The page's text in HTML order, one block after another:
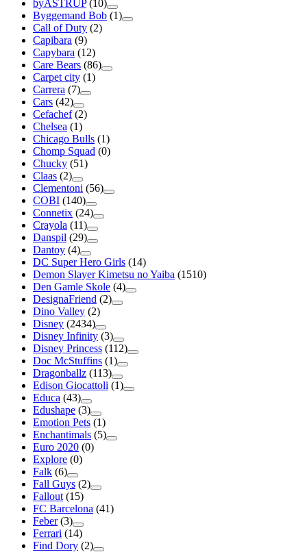
byASTRUP (10)
Byggemand Bob (1)
Call of Duty (2)
Capibara (9)
Capybara (12)
Care Bears (86)
Carpet city (1)
Carrera (7)
Cars (42)
Cefachef (2)
Chelsea (1)
Chicago Bulls (1)
Chomp Squad (0)
Chucky (51)
Claas (2)
Clementoni (56)
COBI (140)
Connetix (24)
Crayola (11)
Danspil (29)
Dantoy (4)
DC Super Hero Girls (14)
Demon Slayer Kimetsu no Yaiba (1510)
Den Gamle Skole (4)
DesignaFriend (2)
Dino Valley (2)
Disney (2434)
Disney Infinity (3)
Disney Princess (112)
Doc McStuffins (1)
Dragonballz (113)
Edison Giocattoli (1)
Educa (43)
Edushape (3)
Emotion Pets (1)
Enchantimals (5)
Euro 2020 (0)
Explore (0)
Falk (6)
Fall Guys (2)
Fallout (15)
FC Barcelona (41)
Feber (3)
Ferrari (14)
Find Dory (2)